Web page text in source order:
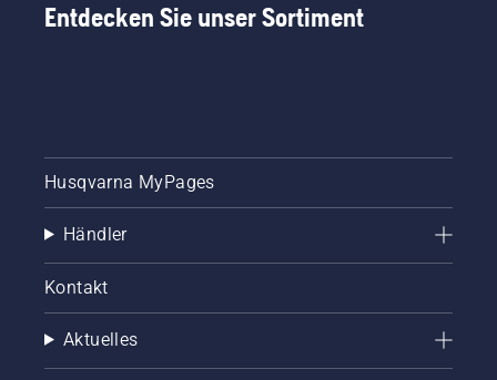
Entdecken Sie unser Sortiment
Husqvarna MyPages
Händler
Kontakt
Aktuelles